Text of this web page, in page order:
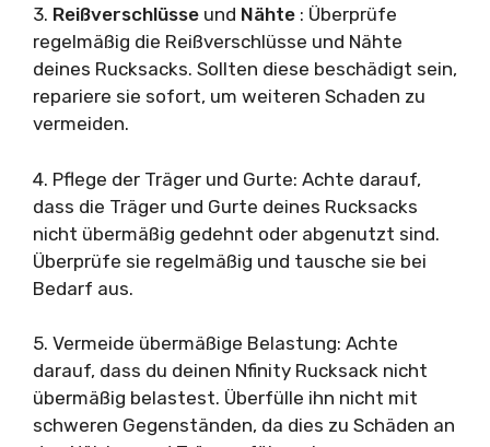
3. Reißverschlüsse und Nähte : Überprüfe
regelmäßig die Reißverschlüsse und Nähte
deines Rucksacks. Sollten diese beschädigt sein,
repariere sie sofort, um weiteren Schaden zu
vermeiden.
4. Pflege der Träger und Gurte: Achte darauf,
dass die Träger und Gurte deines Rucksacks
nicht übermäßig gedehnt oder abgenutzt sind.
Überprüfe sie regelmäßig und tausche sie bei
Bedarf aus.
5. Vermeide übermäßige Belastung: Achte
darauf, dass du deinen Nfinity Rucksack nicht
übermäßig belastest. Überfülle ihn nicht mit
schweren Gegenständen, da dies zu Schäden an